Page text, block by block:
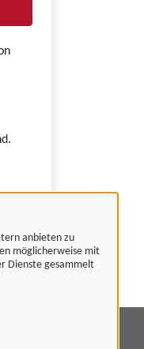
anbieten zu
möglicherweise mit
Dienste gesammelt